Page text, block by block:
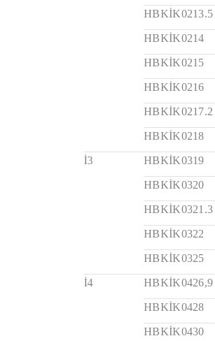
HBKİK0213.5
HBKİK0214
HBKİK0215
HBKİK0216
HBKİK0217.2
HBKİK0218
İ3 HBKİK0319
HBKİK0320
HBKİK0321.3
HBKİK0322
HBKİK0325
İ4 HBKİK0426,9
HBKİK0428
HBKİK0430